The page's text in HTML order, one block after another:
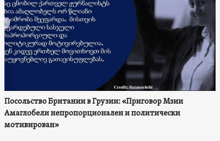
Посольство Британии в Грузии: «Приговор Мзии
Амаглобели непропорционален и политически
мотивирован»